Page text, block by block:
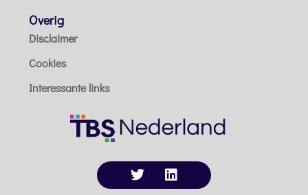
Overig
Disclaimer
Cookies
Interessante links